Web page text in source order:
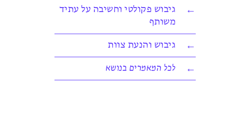
גיבוש פקולטי וחשיבה על עתיד
משותף
גיבוש והנעת צוות
לכל המאמרים בנושא